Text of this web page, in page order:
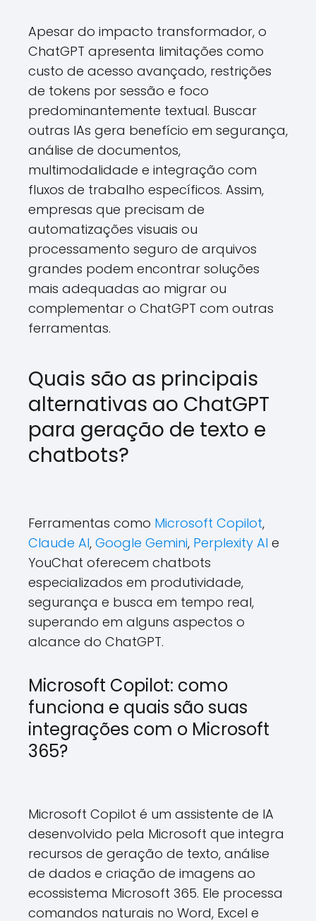
Apesar do impacto transformador, o
ChatGPT apresenta limitações como
custo de acesso avançado, restrições
de tokens por sessão e foco
predominantemente textual. Buscar
outras IAs gera benefício em segurança,
análise de documentos,
multimodalidade e integração com
fluxos de trabalho específicos. Assim,
empresas que precisam de
automatizações visuais ou
processamento seguro de arquivos
grandes podem encontrar soluções
mais adequadas ao migrar ou
complementar o ChatGPT com outras
ferramentas.
Quais são as principais
alternativas ao ChatGPT
para geração de texto e
chatbots?
Ferramentas como Microsoft Copilot,
Claude AI, Google Gemini, Perplexity AI e
YouChat oferecem chatbots
especializados em produtividade,
segurança e busca em tempo real,
superando em alguns aspectos o
alcance do ChatGPT.
Microsoft Copilot: como
funciona e quais são suas
integrações com o Microsoft
365?
Microsoft Copilot é um assistente de IA
desenvolvido pela Microsoft que integra
recursos de geração de texto, análise
de dados e criação de imagens ao
ecossistema Microsoft 365. Ele processa
comandos naturais no Word, Excel e